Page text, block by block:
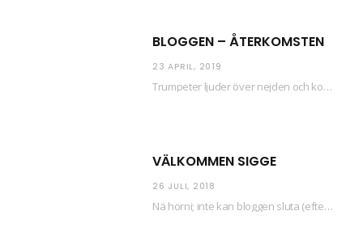
BLOGGEN – ÅTERKOMSTEN
23 APRIL, 2019
Trumpeter ljuder över nejden och konfetti regnar längsmed husfasaderna – FREDEN ÄR HÄR! Eller ahem.…
VÄLKOMMEN SIGGE
26 JULI, 2018
Nä hörni; inte kan bloggen sluta (eftersom jag så sällan uppdaterar skiten) i sånt supermoll.…